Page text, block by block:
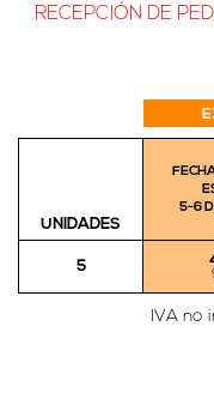
RECEPCIÓN DE
UNIDADES
5-6
5
IVA no